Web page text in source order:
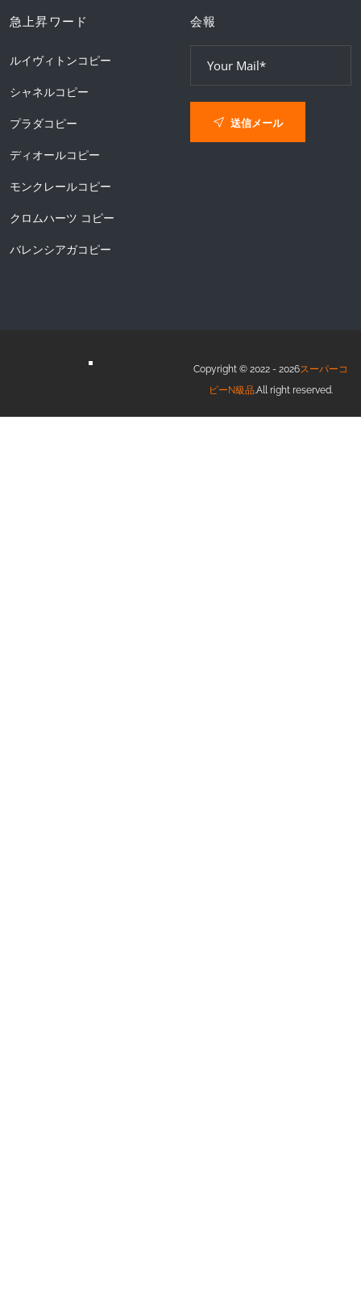
急上昇ワード
ルイヴィトンコピー
シャネルコピー
プラダコピー
ディオールコピー
モンクレールコピー
クロムハーツ コピー
バレンシアガコピー
会報
送信メール
Copyright © 2022 - 2026スーパーコ
ピーN級品.All right reserved.